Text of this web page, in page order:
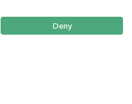
Como Chegar
Newsletter
Deny